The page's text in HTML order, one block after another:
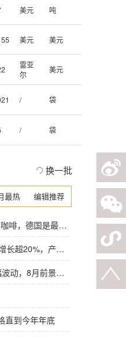
美元 吨
美元 美元
雷亚
尔
美元
/ 袋
/ 袋
换一批
最热 编辑推荐
欧洲咖啡报告：消费全球1/4咖啡，德国是最大进口国，意大利在烘焙咖啡生产中领先
1月至7月越南咖啡出口同比增长超20%，产量也将是过去四年来最高
咖啡期货价格：7月经历大幅波动，8月前景依旧不明朗
直到今年年底